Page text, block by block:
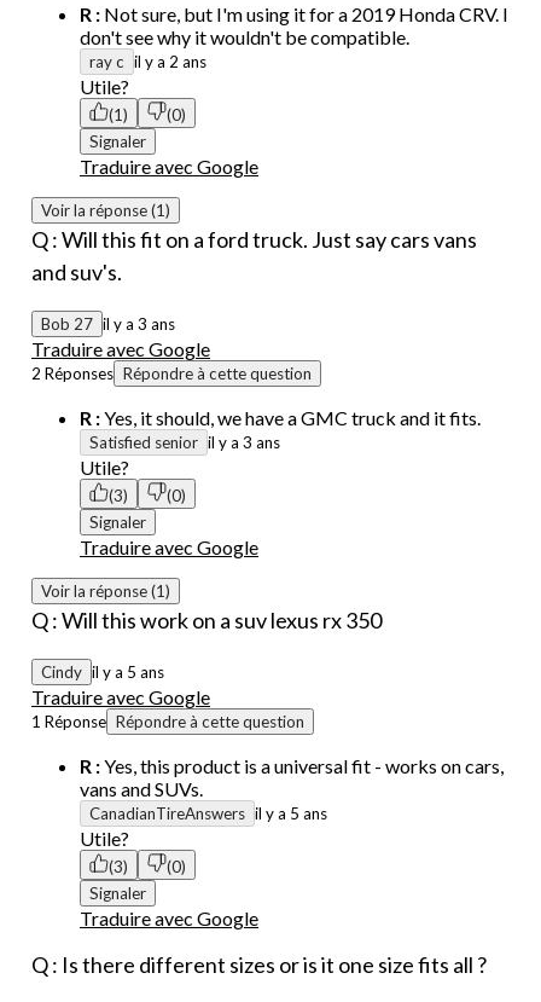
R : Not sure, but I'm using it for a 2019 Honda CRV. I
don't see why it wouldn't be compatible.
ray c il y a 2 ans
Utile?
(1)
(0)
Signaler
Traduire avec Google
Voir la réponse (1)
Q : Will this fit on a ford truck. Just say cars vans
and suv's.
Bob 27 il y a 3 ans
Traduire avec Google
2 Réponses Répondre à cette question
R :Yes, it should, we have a GMC truck and it fits.
Satisfied senior il y a 3 ans
Utile?
(3)
(0)
Signaler
Traduire avec Google
Voir la réponse (1)
Q : Will this work on a suv lexus rx 350
Cindy il y a 5 ans
Traduire avec Google
1 Réponse Répondre à cette question
R :Yes, this product is a universal fit - works on cars,
vans and SUVs.
CanadianTireAnswers il y a 5 ans
Utile?
(3)
(0)
Signaler
Traduire avec Google
Q : Is there different sizes or is it one size fits all ?